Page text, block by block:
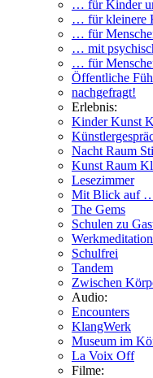
… für Kinder
… für kleinere
… für
… mit
… für
Öffentliche
nachgefragt!
Erlebnis:
Kinder Kunst
Nacht Raum
Kunst Raum
Lesezimmer
Mit Blick auf
The Gems
Schulen zu
Werkmeditation
Schulfrei
Tandem
Zwischen
Audio:
Encounters
KlangWerk
Museum im
La Voix Off
Filme: